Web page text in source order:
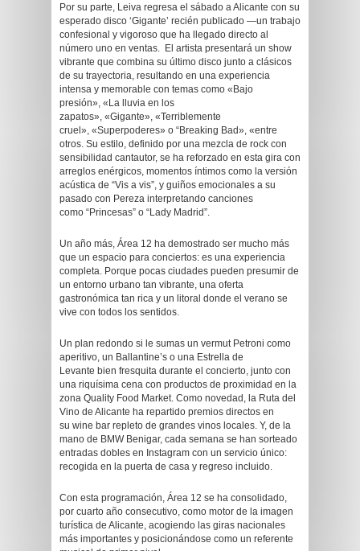
Por su parte, Leiva regresa el sábado a Alicante con su
esperado disco ‘Gigante’ recién publicado —un trabajo
confesional y vigoroso que ha llegado directo al
número uno en ventas. El artista presentará un show
vibrante que combina su último disco junto a clásicos
de su trayectoria, resultando en una experiencia
intensa y memorable con temas como «Bajo
presión», «La lluvia en los
zapatos», «Gigante», «Terriblemente
cruel», «Superpoderes» o “Breaking Bad», «entre
otros. Su estilo, definido por una mezcla de rock con
sensibilidad cantautor, se ha reforzado en esta gira con
arreglos enérgicos, momentos íntimos como la versión
acústica de “Vis a vis”, y guiños emocionales a su
pasado con Pereza interpretando canciones
como “Princesas” o “Lady Madrid”.
Un año más, Área 12 ha demostrado ser mucho más
que un espacio para conciertos: es una experiencia
completa. Porque pocas ciudades pueden presumir de
un entorno urbano tan vibrante, una oferta
gastronómica tan rica y un litoral donde el verano se
vive con todos los sentidos.
Un plan redondo si le sumas un vermut Petroni como
aperitivo, un Ballantine’s o una Estrella de
Levante bien fresquita durante el concierto, junto con
una riquísima cena con productos de proximidad en la
zona Quality Food Market. Como novedad, la Ruta del
Vino de Alicante ha repartido premios directos en
su wine bar repleto de grandes vinos locales. Y, de la
mano de BMW Benigar, cada semana se han sorteado
entradas dobles en Instagram con un servicio único:
recogida en la puerta de casa y regreso incluido.
Con esta programación, Área 12 se ha consolidado,
por cuarto año consecutivo, como motor de la imagen
turística de Alicante, acogiendo las giras nacionales
más importantes y posicionándose como un referente